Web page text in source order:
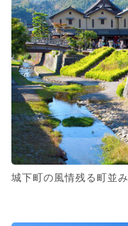
城下町の風情残る町並み